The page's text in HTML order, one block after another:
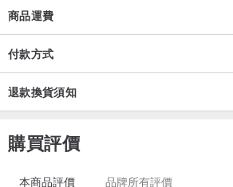
C. 琺瑯商品皆為手工製作，商品表面會出現
使用狀況，若為完美主義請勿下單。
D. 琺瑯商品皆經過SGS安檢檢驗[SGS報告編
瑯彩釉不會有退色的疑慮，請放心使用。
E. 琺瑯商品避免重壓過當、以尖銳物強烈撞
剝落情形，建議停止使用或與我們聯繫。
F. 請使用性質溫和的清潔劑及非磨損性的海綿
商品運費
付款方式
退款換貨須知
購買評價
本商品評價 品牌所有評價